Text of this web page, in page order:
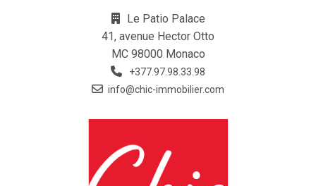
Le Patio Palace
41, avenue Hector Otto
MC 98000 Monaco
+377.97.98.33.98
info@chic-immobilier.com